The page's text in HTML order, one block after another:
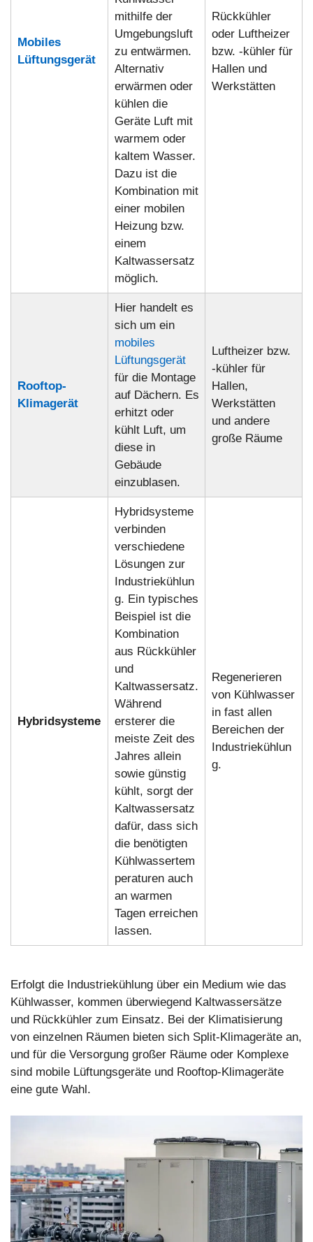
Mobiles
Lüftungsgerät
mithilfe der
Umgebungsluft
zu entwärmen.
Alternativ
erwärmen oder
kühlen die
Geräte Luft mit
warmem oder
kaltem Wasser.
Dazu ist die
Kombination mit
einer mobilen
Heizung bzw.
einem
Kaltwassersatz
möglich.
Rückkühler
oder Luftheizer
bzw. -kühler für
Hallen und
Werkstätten
Rooftop-
Klimagerät
Hier handelt es
sich um ein
mobiles
Lüftungsgerät
für die Montage
auf Dächern. Es
erhitzt oder
kühlt Luft, um
diese in
Gebäude
einzublasen.
Luftheizer bzw.
-kühler für
Hallen,
Werkstätten
und andere
große Räume
Hybridsysteme
Hybridsysteme
verbinden
verschiedene
Lösungen zur
Industriekühlun
g. Ein typisches
Beispiel ist die
Kombination
aus Rückkühler
und
Kaltwassersatz.
Während
ersterer die
meiste Zeit des
Jahres allein
sowie günstig
kühlt, sorgt der
Kaltwassersatz
dafür, dass sich
die benötigten
Kühlwassertem
peraturen auch
an warmen
Tagen erreichen
lassen.
Regenerieren
von Kühlwasser
in fast allen
Bereichen der
Industriekühlun
g.
Erfolgt die Industriekühlung über ein Medium wie das
Kühlwasser, kommen überwiegend Kaltwassersätze
und Rückkühler zum Einsatz. Bei der Klimatisierung
von einzelnen Räumen bieten sich Split-Klimageräte an,
und für die Versorgung großer Räume oder Komplexe
sind mobile Lüftungsgeräte und Rooftop-Klimageräte
eine gute Wahl.